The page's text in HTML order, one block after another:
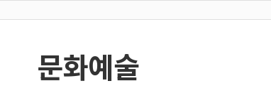
문화예술